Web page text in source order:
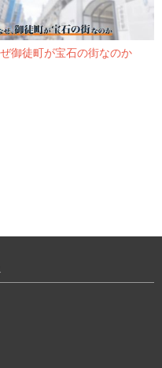
御徒町が宝石の街なのか